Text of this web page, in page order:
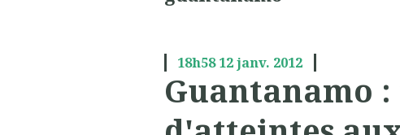
18h58 12janv. 2012
Guantanamo